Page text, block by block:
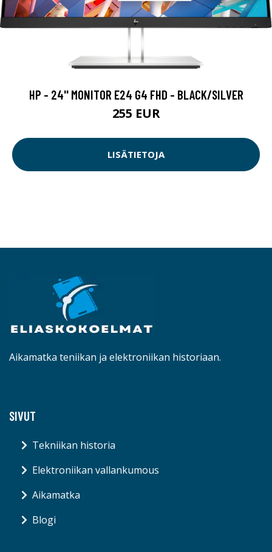
HP - 24'' MONITOR E24 G4 FHD - BLACK/SILVER
255 EUR
LISÄTIETOJA
Aikamatka teniikan ja elektroniikan historiaan.
SIVUT
Tekniikan historia
Elektroniikan vallankumous
Aikamatka
Blogi